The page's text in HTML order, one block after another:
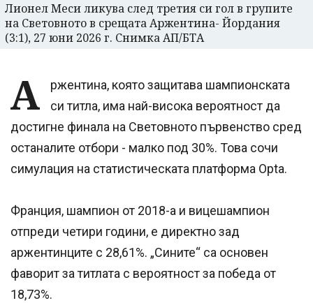
Лионел Меси ликува след третия си гол в групите
на Световното в срещата Аржентина- Йордания
(3:1), 27 юни 2026 г. Снимка АП/БТА
А
ржентина, която защитава шампионската
си титла, има най-висока вероятност да
достигне финала на Световното първенство сред
останалите отбори - малко под 30%. Това сочи
симулация на статистическата платформа Opta.
Франция, шампион от 2018-a и вицешампион
отпреди четири години, е директно зад
аржентинците с 28,61%. „Сините“ са основен
фаворит за титлата с вероятност за победа от
18,73%.